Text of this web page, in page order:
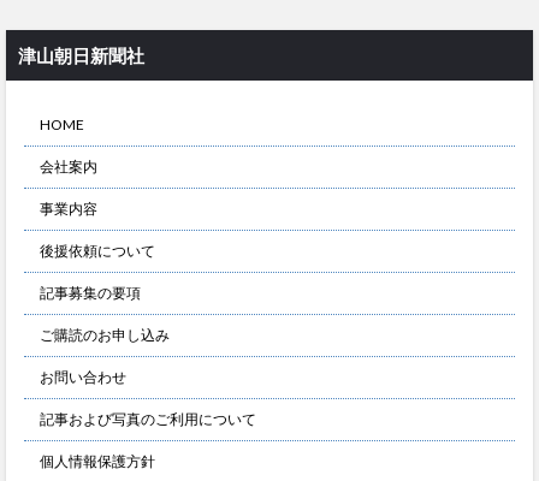
津山朝日新聞社
HOME
会社案内
事業内容
後援依頼について
記事募集の要項
ご購読のお申し込み
お問い合わせ
記事および写真のご利用について
個人情報保護方針